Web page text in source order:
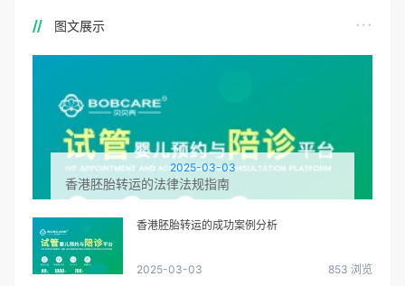
图文展示
2025-03-03
香港胚胎转运的法律法规指南
香港胚胎转运的成功案例分析
2025-03-03 853 浏览